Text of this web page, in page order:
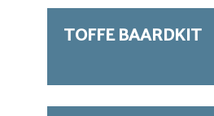
TOFFE BAARDKIT